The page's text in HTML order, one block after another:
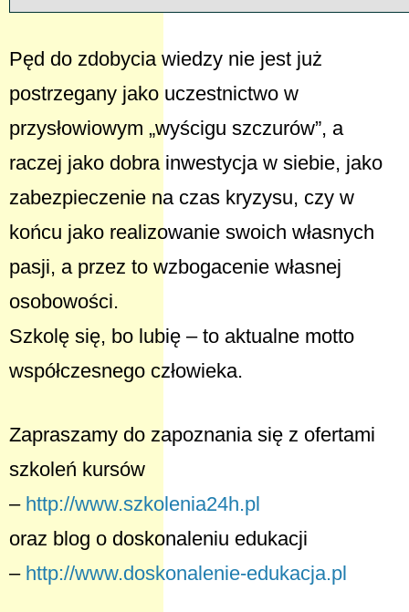
Pęd do zdobycia wiedzy nie jest już
postrzegany jako uczestnictwo w
przysłowiowym „wyścigu szczurów”, a
raczej jako dobra inwestycja w siebie, jako
zabezpieczenie na czas kryzysu, czy w
końcu jako realizowanie swoich własnych
pasji, a przez to wzbogacenie własnej
osobowości.
Szkolę się, bo lubię – to aktualne motto
współczesnego człowieka.
Zapraszamy do zapoznania się z ofertami
szkoleń kursów
– http://www.szkolenia24h.pl
oraz blog o doskonaleniu edukacji
– http://www.doskonalenie-edukacja.pl